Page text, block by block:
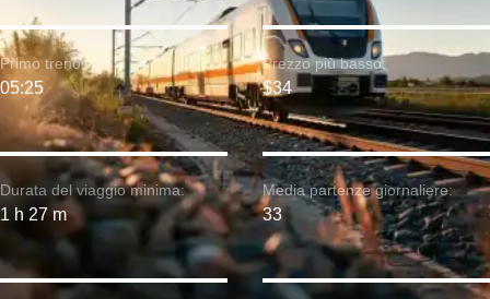
Durata del viaggio minima:
1 h 27 m
Primo treno:
05:25
Prezzo più basso:
$34
Media partenze giornaliere:
33